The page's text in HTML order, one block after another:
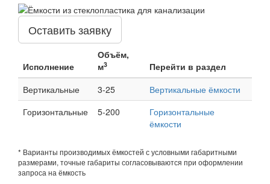
Оставить заявку
Исполнение
Объём,
м3
Перейти в раздел
Вертикальные
3-25
Вертикальные ёмкости
Горизонтальные
5-200
Горизонтальные
ёмкости
* Варианты производимых ёмкостей с условными габаритными
размерами, точные габариты согласовываются при оформлении
запроса на ёмкость